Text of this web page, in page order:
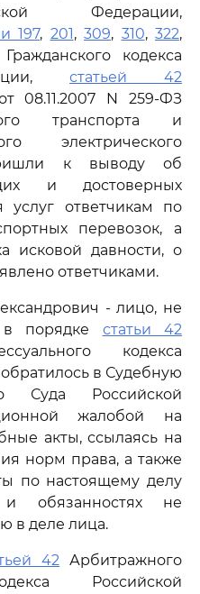
Федерации,
197, 201, 309, 310, 322,
Гражданского кодекса
статьей 42
08.11.2007 N 259-ФЗ
транспорта и
электрического
к выводу об
и достоверных
услуг ответчикам по
перевозок, а
исковой давности, о
ответчиками.
- лицо, не
порядке статьи 42
кодекса
в Судебную
Суда Российской
жалобой на
акты, ссылаясь на
норм права, а также
по настоящему делу
обязанностях не
в деле лица.
42 Арбитражного
Российской